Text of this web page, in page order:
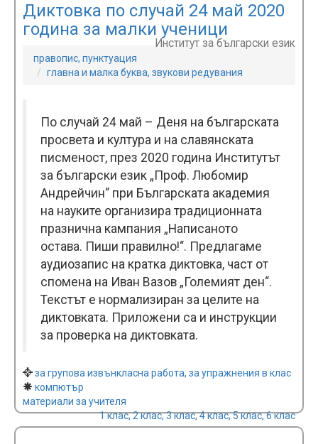
Диктовка по случай 24 май 2020
година за малки ученици
Институт за български език
правопис, пунктуация
главна и малка буква, звукови редувания
По случай 24 май – Деня на българската
просвета и култура и на славянската
писменост, през 2020 година Институтът
за български език „Проф. Любомир
Андрейчин“ при Българската академия
на науките организира традиционната
празнична кампания „Написаното
остава. Пиши правилно!“. Предлагаме
аудиозапис на кратка диктовка, част от
спомена на Иван Вазов „Големият ден“.
Текстът е нормализиран за целите на
диктовката. Приложени са и инструкции
за проверка на диктовката.
за групова извънкласна работа, за упражнения в клас
компютър
материали за учителя
1 клас, 2 клас, 3 клас, 4 клас, 5 клас, 6 клас